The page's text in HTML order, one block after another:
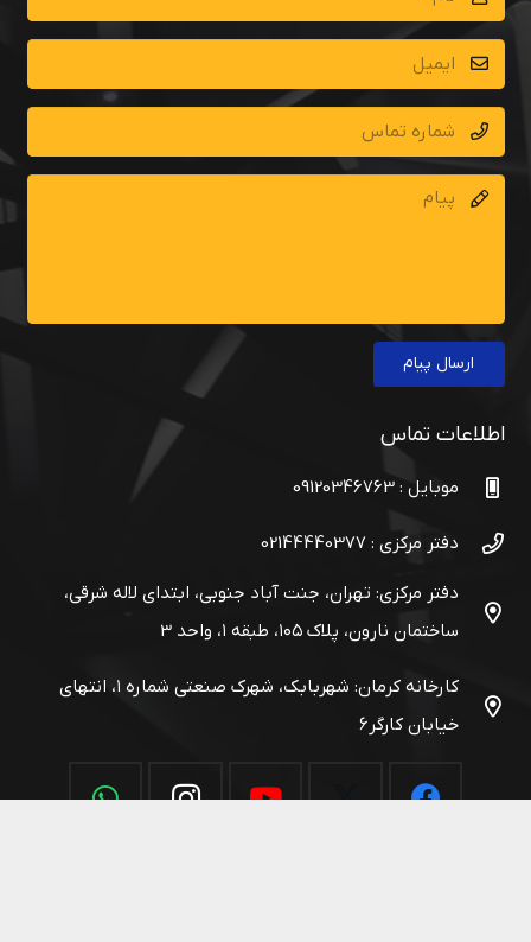
ارسال پیام
اطلاعات تماس
موبایل : 09120346763
دفتر مرکزی : 02144440377
دفتر مرکزی: تهران، جنت آباد جنوبی، ابتدای لاله شرقی،
ساختمان نارون، پلاک ۱۰۵، طبقه ۱، واحد 3
کارخانه کرمان: شهربابک، شهرک صنعتی شماره ۱، انتهای
خیابان کارگر۶